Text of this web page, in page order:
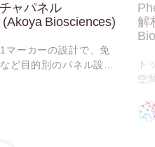
ャパネル
(Akoya Biosciences)
マーカーの設計で、免
ど目的別のパネル設
解
ト
空